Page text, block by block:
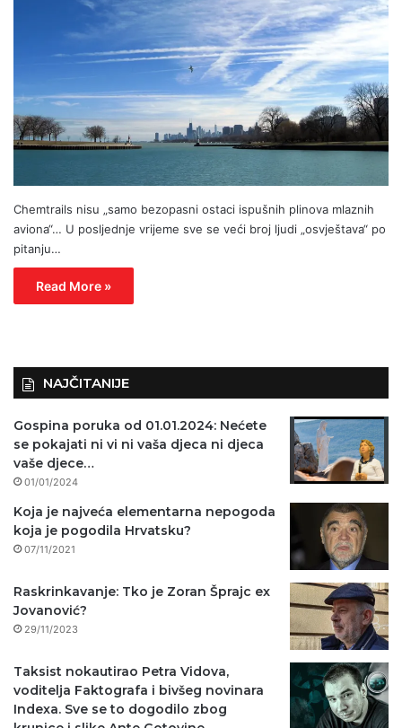
Chemtrails nisu „samo bezopasni ostaci ispušnih plinova mlaznih
aviona“… U posljednje vrijeme sve se veći broj ljudi „osvještava“ po
pitanju…
Read More »
NAJČITANIJE
Gospina poruka od 01.01.2024: Nećete
se pokajati ni vi ni vaša djeca ni djeca
vaše djece…
01/01/2024
Koja je najveća elementarna nepogoda
koja je pogodila Hrvatsku?
07/11/2021
Raskrinkavanje: Tko je Zoran Šprajc ex
Jovanović?
29/11/2023
Taksist nokautirao Petra Vidova,
voditelja Faktografa i bivšeg novinara
Indexa. Sve se to dogodilo zbog